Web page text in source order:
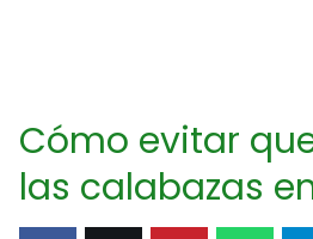
Cómo evitar
las calabazas